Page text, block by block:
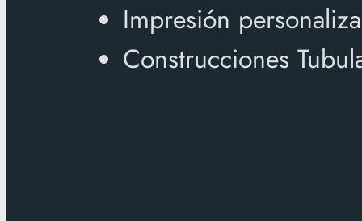
Impresión
Construcciones